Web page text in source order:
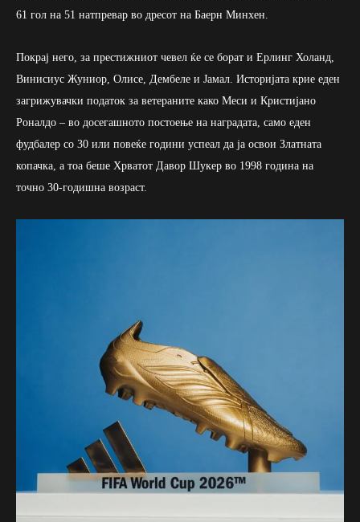
61 гол на 51 натпревар во дресот на Баерн Минхен.
Покрај него, за престижниот чевел ќе се борат и Ерлинг Холанд,
Винисиус Жуниор, Олисе, Дембеле и Јамал. Историјата крие еден
загрижувачки податок за ветераните како Меси и Кристијано
Роналдо – во досегашното постоење на наградата, само еден
фудбалер со 30 или повеќе години успеал да ја освои Златната
копачка, а тоа беше Хрватот Давор Шукер во 1998 година на
точно 30-годишна возраст.